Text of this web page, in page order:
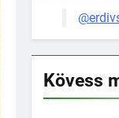
Kövess